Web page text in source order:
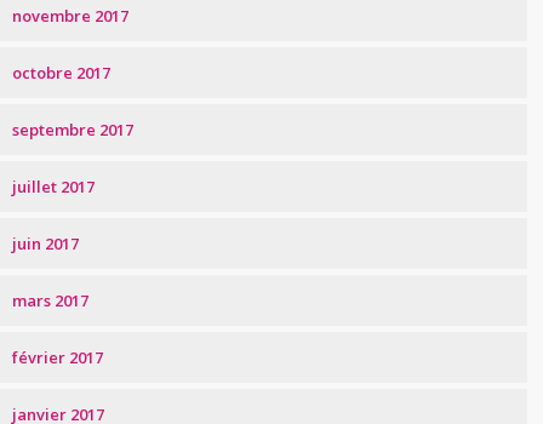
novembre 2017
octobre 2017
septembre 2017
juillet 2017
juin 2017
mars 2017
février 2017
janvier 2017